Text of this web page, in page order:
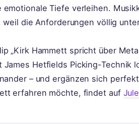
emotionale Tiefe verleihen.
die Anforderungen völlig
„Kirk Hammett spricht über
James Hetfields Picking-Technik
– und ergänzen sich
erfahren möchte, findet auf